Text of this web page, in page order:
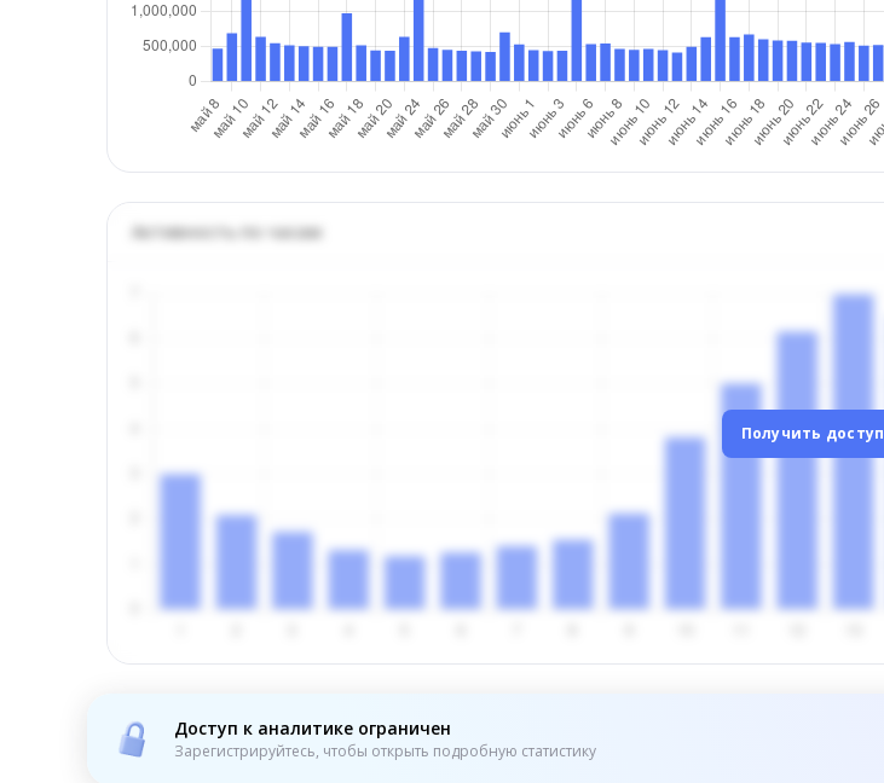
Активность по часам
Получить доступ
Доступ к аналитике ограничен
Зарегистрируйтесь, чтобы открыть подробную статистику